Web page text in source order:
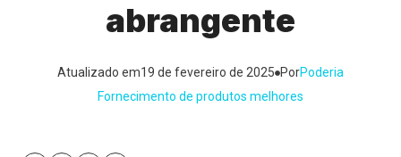
abrangente
Atualizado em19 de fevereiro de 2025 PorPoderia
Fornecimento de produtos melhores